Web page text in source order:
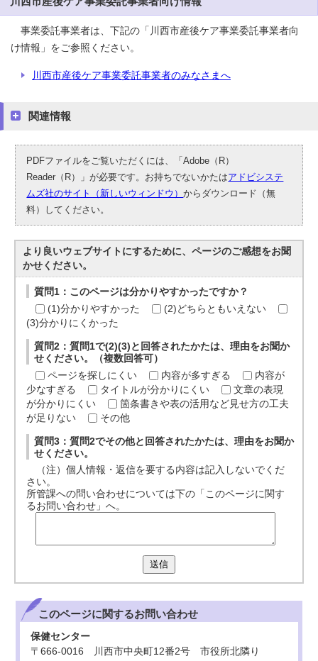
事業委託事業者は、下記の「川西市産後ケア事業委託事業者向
け情報」をご参照ください。
川西市産後ケア事業委託事業者のみなさまへ
関連情報
PDFファイルをご覧いただくには、「Adobe（R）
Reader（R）」が必要です。お持ちでないかたはアドビシステ
ムズ社のサイト（新しいウィンドウ）からダウンロード（無
料）してください。
より良いウェブサイトにするために、ページのご感想をお聞
かせください。
質問1：このページは分かりやすかったですか？
(1)分かりやすかった
(2)どちらともいえない
(3)分かりにくかった
質問2：質問1で(2)(3)と回答されたかたは、理由をお聞か
せください。（複数回答可）
ページを探しにくい
内容が多すぎる
内容が
少なすぎる
タイトルが分かりにくい
文章の表現
が分かりにくい
箇条書きや表の活用など見せ方の工夫
が足りない
その他
質問3：質問2でその他と回答されたかたは、理由をお聞か
せください。
（注）個人情報・返信を要する内容は記入しないでくだ
さい。
所管課への問い合わせについては下の「このページに関す
るお問い合わせ」へ。
送信
このページに関するお問い合わせ
保健センター
〒666-0016 川西市中央町12番2号 市役所北隣り